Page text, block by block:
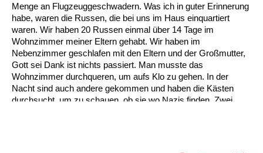
Menge an Flugzeuggeschwadern. Was ich in guter Erinnerung
habe, waren die Russen, die bei uns im Haus einquartiert
waren. Wir haben 20 Russen einmal über 14 Tage im
Wohnzimmer meiner Eltern gehabt. Wir haben im
Nebenzimmer geschlafen mit den Eltern und der Großmutter,
Gott sei Dank ist nichts passiert. Man musste das
Wohnzimmer durchqueren, um aufs Klo zu gehen. In der
Nacht sind auch andere gekommen und haben die Kästen
durchsucht, um zu schauen, ob sie wo Nazis finden. Zwei